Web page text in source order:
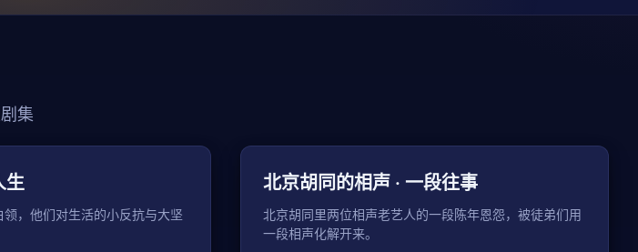
集
生
，他们对生活的小反抗与大坚
喜剧
北京胡同的相声 · 一段往事
北京胡同里两位相声老艺人的一段陈年恩怨，被徒弟们用
一段相声化解开来。